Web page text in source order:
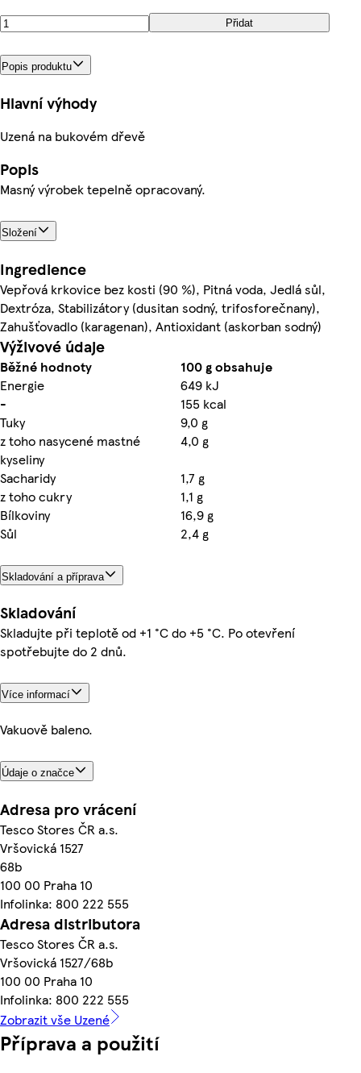
Přidat
Popis produktu
Hlavní výhody
Uzená na bukovém dřevě
Popis
Masný výrobek tepelně opracovaný.
Složení
Ingredience
Vepřová krkovice bez kosti (90 %), Pitná voda, Jedlá sůl,
Dextróza, Stabilizátory (dusitan sodný, trifosforečnany),
Zahušťovadlo (karagenan), Antioxidant (askorban sodný)
Výživové údaje
Běžné hodnoty
100 g obsahuje
Energie
649 kJ
-
155 kcal
Tuky
9,0 g
z toho nasycené mastné
kyseliny
4,0 g
Sacharidy
1,7 g
z toho cukry
1,1 g
Bílkoviny
16,9 g
Sůl
2,4 g
Skladování a příprava
Skladování
Skladujte při teplotě od +1 °C do +5 °C. Po otevření
spotřebujte do 2 dnů.
Více informací
Vakuově baleno.
Údaje o značce
Adresa pro vrácení
Tesco Stores ČR a.s.
Vršovická 1527
68b
100 00 Praha 10
Infolinka: 800 222 555
Adresa distributora
Tesco Stores ČR a.s.
Vršovická 1527/68b
100 00 Praha 10
Infolinka: 800 222 555
Zobrazit vše Uzené
Příprava a použití